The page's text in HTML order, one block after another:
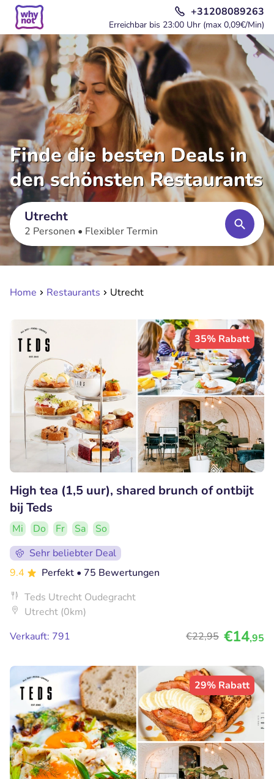
+31208089263
Erreichbar bis 23:00 Uhr (max 0,09€/Min)
Finde die besten Deals in
den schönsten Restaurants
Utrecht
2 Personen • Flexibler Termin
Home Restaurants Utrecht
35% Rabatt
High tea (1,5 uur), shared brunch of ontbijt
bij Teds
Mi Do Fr Sa
So
Sehr beliebter Deal
9.4
Perfekt • 75 Bewertungen
Teds Utrecht Oudegracht
Utrecht (0km)
Verkauft: 791
€22,95 €14,95
29% Rabatt